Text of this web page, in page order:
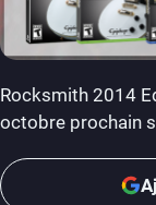
Rocksmith 2014
octobre prochain